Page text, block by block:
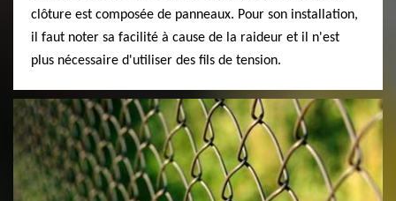
clôture est composée de panneaux. Pour son installation,
il faut noter sa facilité à cause de la raideur et il n'est
plus nécessaire d'utiliser des fils de tension.